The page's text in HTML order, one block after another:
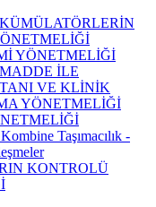
YÖNETMELİĞİ
İLE
VE KLİNİK
YÖNETMELİĞİ
Taşımacılık -
KONTROLÜ